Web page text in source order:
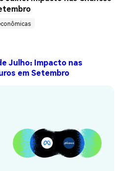
Julho: Impacto nas
em Setembro